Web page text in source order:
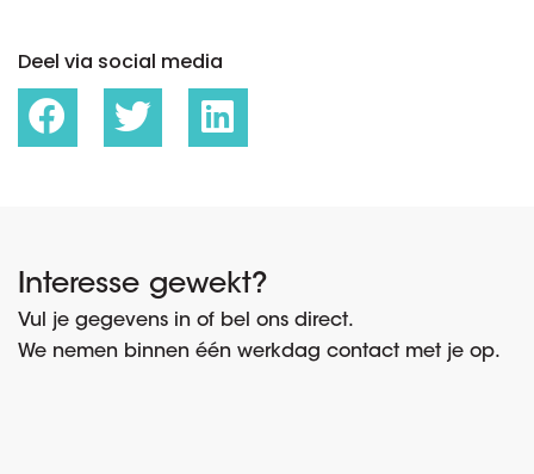
Deel via social media
Interesse gewekt?
Vul je gegevens in of bel ons direct.
We nemen binnen één werkdag contact met je op.